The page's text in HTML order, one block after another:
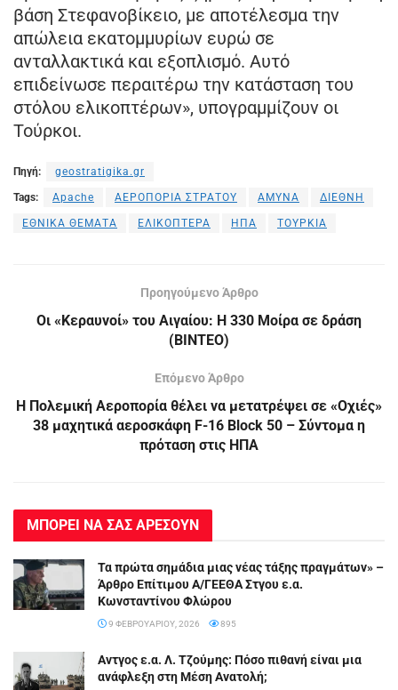
βάση Στεφανοβίκειο, με αποτέλεσμα την
απώλεια εκατομμυρίων ευρώ σε
ανταλλακτικά και εξοπλισμό. Αυτό
επιδείνωσε περαιτέρω την κατάσταση του
στόλου ελικοπτέρων», υπογραμμίζουν οι
Τούρκοι.
Πηγή: geostratigika.gr
Tags: Apache ΑΕΡΟΠΟΡΙΑ ΣΤΡΑΤΟΥ ΑΜΥΝΑ ΔΙΕΘΝΗ
ΕΘΝΙΚΑ ΘΕΜΑΤΑ ΕΛΙΚΟΠΤΕΡΑ ΗΠΑ ΤΟΥΡΚΙΑ
Προηγούμενο Άρθρο
Οι «Κεραυνοί» του Αιγαίου: Η 330 Mοίρα σε δράση
(ΒΙΝΤΕΟ)
Επόμενο Άρθρο
Η Πολεμική Αεροπορία θέλει να μετατρέψει σε «Οχιές»
38 μαχητικά αεροσκάφη F-16 Block 50 – Σύντομα η
πρόταση στις ΗΠΑ
ΜΠΟΡΕΙ ΝΑ ΣΑΣ ΑΡΕΣΟΥΝ
Τα πρώτα σημάδια μιας νέας τάξης πραγμάτων» –
Άρθρο Επίτιμου Α/ΓΕΕΘΑ Στγου ε.α.
Κωνσταντίνου Φλώρου
9 ΦΕΒΡΟΥΑΡΊΟΥ, 2026 895
Αντγος ε.α. Λ. Τζούμης: Πόσο πιθανή είναι μια
ανάφλεξη στη Μέση Ανατολή;